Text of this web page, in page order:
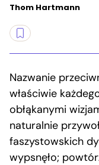
Thom Hartmann
Nazwanie
właściwie
obłąkanymi
naturalnie
faszystowskich
wypsnęło;